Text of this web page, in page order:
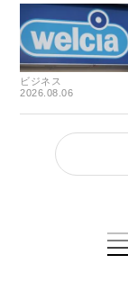
ビジネス
2026.08.06